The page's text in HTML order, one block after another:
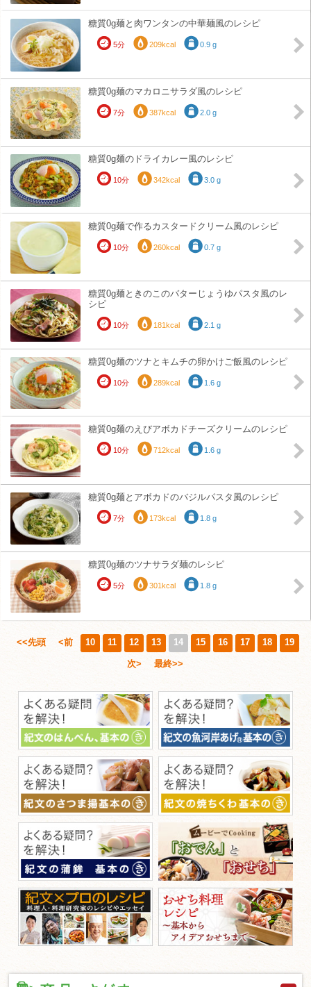
糖質0g麺と肉ワンタンの中華麺風のレシピ
5分 209kcal 0.9 g
糖質0g麺のマカロニサラダ風のレシピ
7分 387kcal 2.0 g
糖質0g麺のドライカレー風のレシピ
10分 342kcal 3.0 g
糖質0g麺で作るカスタードクリーム風のレシピ
10分 260kcal 0.7 g
糖質0g麺ときのこのバターじょうゆパスタ風のレ
シピ
10分 181kcal 2.1 g
糖質0g麺のツナとキムチの卵かけご飯風のレシピ
10分 289kcal 1.6 g
糖質0g麺のえびアボカドチーズクリームのレシピ
10分 712kcal 1.6 g
糖質0g麺とアボカドのバジルパスタ風のレシピ
7分 173kcal 1.8 g
糖質0g麺のツナサラダ麺のレシピ
5分 301kcal 1.8 g
<<先頭 <前 10 11 12 13 14 15 16 17 18 19
次> 最終>>